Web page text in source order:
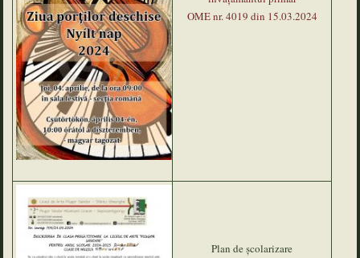
OME nr. 4019 din 15.03.2024
Plan de şcolarizare